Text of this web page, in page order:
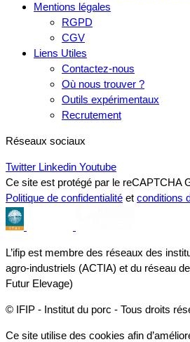
Mentions légales
RGPD
CGV
Liens Utiles
Contactez-nous
Où nous trouver ?
Outils expérimentaux
Recrutement
Réseaux sociaux
Twitter Linkedin Youtube
Ce site est protégé par le reCAPTCHA
Politique de confidentialité et conditions
L’ifip est membre des réseaux des
agro-industriels (ACTIA) et du réseau
Futur Elevage)
© IFIP - Institut du porc - Tous droits
Ce site utilise des cookies afin